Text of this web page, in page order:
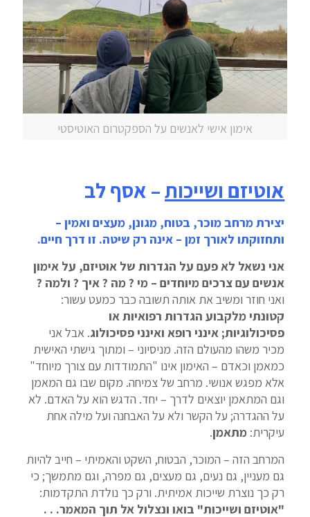
אימון אישי לאנשים על הספקטרום האוטיסטי
אוטיזם ושייכות– אסף לב
יצירת מרחב מוכר, בטוח, מגונן, מעצים ואמין –
ותחזוקתו לאורך זמן – אינה רק שיטה. זו דרך חיים.
אני נשאל לא פעם על הגדרות של אוטיזם, על אימון
אנשים עם צרכים מיוחדים – מי ? מה ? איך ? ולמה ?
ואני חוזר ומשיב את אותה תשובה כבר כמעט עשור:
קטונתי מלקבוע הגדרות רפואיות או
פסיכולוגיות; אינני רופא ואינני פסיכולוג. אבל אני
מכיר משהו מהעולם הזה. מניסיוני – ומתוך גישתי האישית
כמאמן וכאדם – האימון אינו "התמודדות עם צורך מיוחד"
אלא מפגש אנושי. מרחב של צמיחה. מקום שבו גם המאמן
וגם המתאמן יוצאים לדרך – יחד. הדגש הוא על האדם. לא
על ההגדרה; על הקשר ולא על האבחנה ועל מילה אחת
עיקרית: מתאמן.
המרחב הזה – המוכר, הבטוח, השקט והאמיתי – חייב להיות
גם מעניין, גם נעים, גם מעצים, גם מפרה, וגם מתמשך; כי
רק כך נוצרת שייכות אמיתית. ורק כך נולדת התקדמות:
"אוטיזם ושייכות" בואו ונצלול אל תוך המאמר. . .